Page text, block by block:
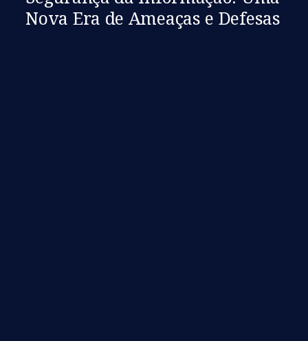
Nova Era de Ameaças e Defesas